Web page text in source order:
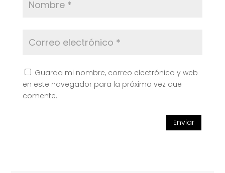
Guarda mi nombre, correo electrónico y web
en este navegador para la próxima vez que
comente.
Enviar